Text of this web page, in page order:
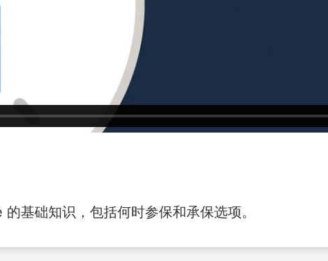
基础知识，包括何时参保和承保选项。